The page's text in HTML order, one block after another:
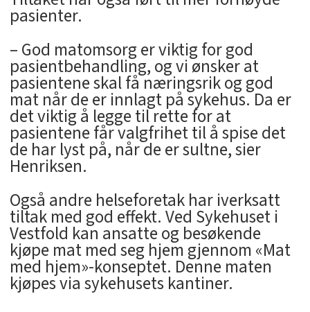
pasienter.
– God matomsorg er viktig for god
pasientbehandling, og vi ønsker at
pasientene skal få næringsrik og god
mat når de er innlagt på sykehus. Da er
det viktig å legge til rette for at
pasientene får valgfrihet til å spise det
de har lyst på, når de er sultne, sier
Henriksen.
Også andre helseforetak har iverksatt
tiltak med god effekt. Ved Sykehuset i
Vestfold kan ansatte og besøkende
kjøpe mat med seg hjem gjennom «Mat
med hjem»-konseptet. Denne maten
kjøpes via sykehusets kantiner.